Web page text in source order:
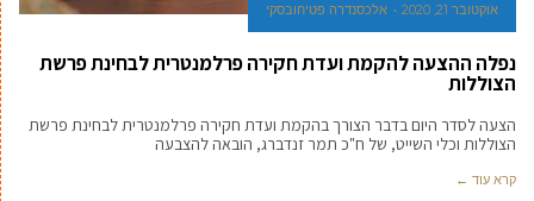
אוקטובר 21, 2020 אלכסנדרה פטיחובסקי
נפלה ההצעה להקמת ועדת חקירה פרלמנטרית לבחינת פרשת
הצוללות
הצעה לסדר היום בדבר הצורך בהקמת ועדת חקירה פרלמנטרית לבחינת פרשת
הצוללות וכלי השייט, של ח"כ תמר זנדברג, הובאה להצבעה
קרא עוד ←